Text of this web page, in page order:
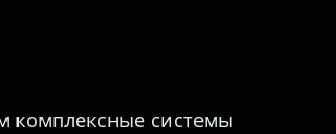
комплексные системы